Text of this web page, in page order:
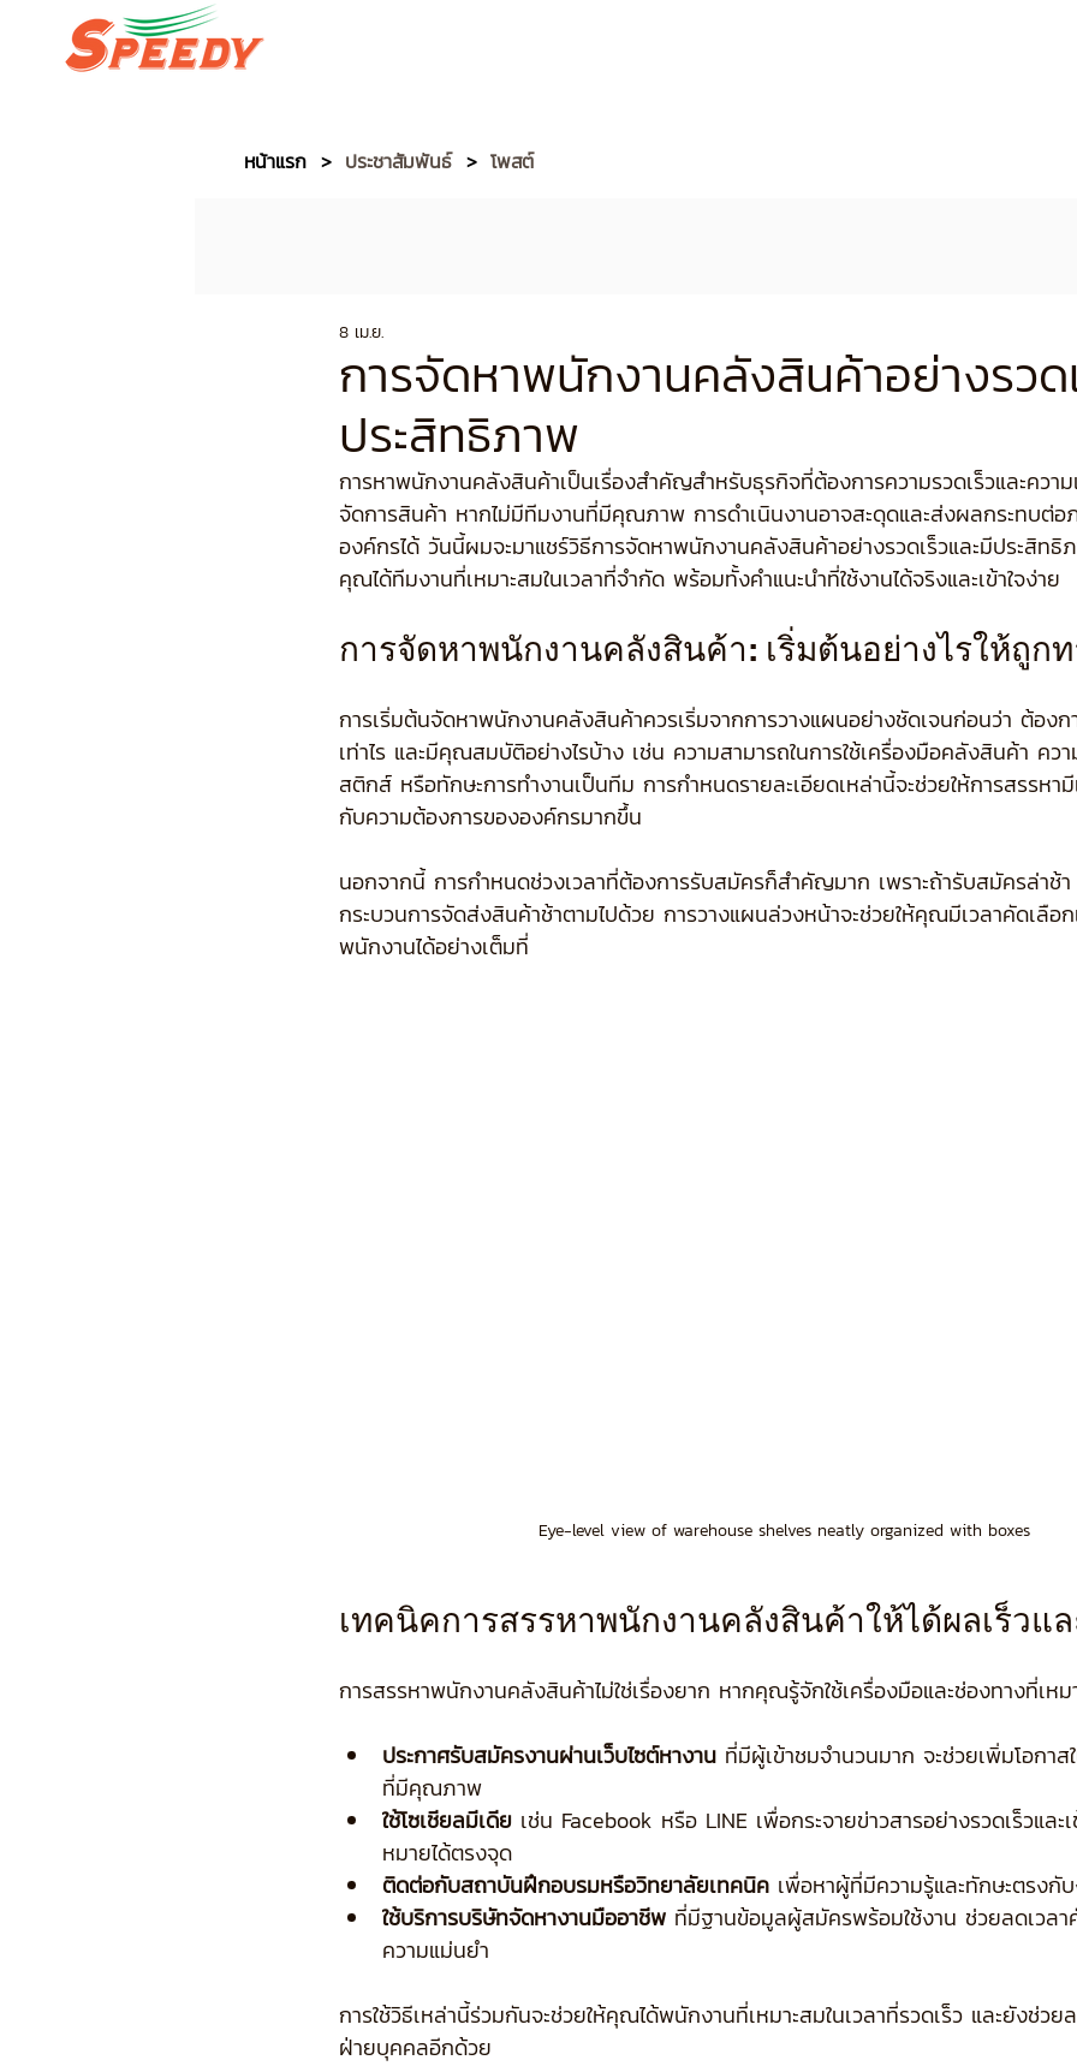
หน้าแรก > ประชาสัมพันธ์ > โพสต์
การจัดหาพนักงานคลังสินค้าอย่างรวด
ประสิทธิภาพ
8 เม.ย.
การหาพนักงานคลังสินค้าเป็นเรื่องสำคัญสำหรับธุรกิจที่ต้องการความรวดเร็วและความ
จัดการสินค้า หากไม่มีทีมงานที่มีคุณภาพ การดำเนินงานอาจสะดุดและส่งผลกระทบต่
องค์กรได้ วันนี้ผมจะมาแชร์วิธีการจัดหาพนักงานคลังสินค้าอย่างรวดเร็วและมีประสิทธิ
คุณได้ทีมงานที่เหมาะสมในเวลาที่จำกัด พร้อมทั้งคำแนะนำที่ใช้งานได้จริงและเข้าใจง่าย
การจัดหาพนักงานคลังสินค้า: เริ่มต้นอย่างไรให้ถูกท
การเริ่มต้นจัดหาพนักงานคลังสินค้าควรเริ่มจากการวางแผนอย่างชัดเจนก่อนว่า ต้อง
เท่าไร และมีคุณสมบัติอย่างไรบ้าง เช่น ความสามารถในการใช้เครื่องมือคลังสินค้า ควา
สติกส์ หรือทักษะการทำงานเป็นทีม การกำหนดรายละเอียดเหล่านี้จะช่วยให้การสรรหา
กับความต้องการขององค์กรมากขึ้น
นอกจากนี้ การกำหนดช่วงเวลาที่ต้องการรับสมัครก็สำคัญมาก เพราะถ้ารับสมัครล่าช้า
กระบวนการจัดส่งสินค้าช้าตามไปด้วย การวางแผนล่วงหน้าจะช่วยให้คุณมีเวลาคัดเลือ
พนักงานได้อย่างเต็มที่
Eye-level view of warehouse shelves neatly organized with boxes
เทคนิคการสรรหาพนักงานคลังสินค้าให้ได้ผลเร็วแล
การสรรหาพนักงานคลังสินค้าไม่ใช่เรื่องยาก หากคุณรู้จักใช้เครื่องมือและช่องทางที่เหม
ประกาศรับสมัครงานผ่านเว็บไซต์หางาน ที่มีผู้เข้าชมจำนวนมาก จะช่วยเพิ่มโอกา
ที่มีคุณภาพ
ใช้โซเชียลมีเดีย เช่น Facebook หรือ LINE เพื่อกระจายข่าวสารอย่างรวดเร็วและ
หมายได้ตรงจุด
ติดต่อกับสถาบันฝึกอบรมหรือวิทยาลัยเทคนิค เพื่อหาผู้ที่มีความรู้และทักษะตรงกั
ใช้บริการบริษัทจัดหางานมืออาชีพ ที่มีฐานข้อมูลผู้สมัครพร้อมใช้งาน ช่วยลดเวลา
ความแม่นยำ
การใช้วิธีเหล่านี้ร่วมกันจะช่วยให้คุณได้พนักงานที่เหมาะสมในเวลาที่รวดเร็ว และยังช่วย
ฝ่ายบุคคลอีกด้วย